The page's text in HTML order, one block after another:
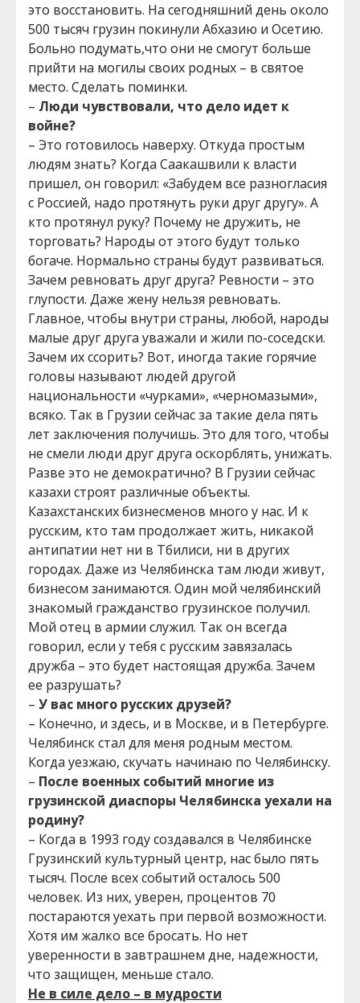
это восстановить. На сегодняшний день около
500 тысяч грузин покинули Абхазию и Осетию.
Больно подумать,что они не смогут больше
прийти на могилы своих родных – в святое
место. Сделать поминки.
– Люди чувствовали, что дело идет к
войне?
– Это готовилось наверху. Откуда простым
людям знать? Когда Саакашвили к власти
пришел, он говорил: «Забудем все разногласия
с Россией, надо протянуть руки друг другу». А
кто протянул руку? Почему не дружить, не
торговать? Народы от этого будут только
богаче. Нормально страны будут развиваться.
Зачем ревновать друг друга? Ревности – это
глупости. Даже жену нельзя ревновать.
Главное, чтобы внутри страны, любой, народы
малые друг друга уважали и жили по-соседски.
Зачем их ссорить? Вот, иногда такие горячие
головы называют людей другой
национальности «чурками», «черномазыми»,
всяко. Так в Грузии сейчас за такие дела пять
лет заключения получишь. Это для того, чтобы
не смели люди друг друга оскорблять, унижать.
Разве это не демократично? В Грузии сейчас
казахи строят различные объекты.
Казахстанских бизнесменов много у нас. И к
русским, кто там продолжает жить, никакой
антипатии нет ни в Тбилиси, ни в других
городах. Даже из Челябинска там люди живут,
бизнесом занимаются. Один мой челябинский
знакомый гражданство грузинское получил.
Мой отец в армии служил. Так он всегда
говорил, если у тебя с русским завязалась
дружба – это будет настоящая дружба. Зачем
ее разрушать?
– У вас много русских друзей?
– Конечно, и здесь, и в Москве, и в Петербурге.
Челябинск стал для меня родным местом.
Когда уезжаю, скучать начинаю по Челябинску.
– После военных событий многие из
грузинской диаспоры Челябинска уехали на
родину?
– Когда в 1993 году создавался в Челябинске
Грузинский культурный центр, нас было пять
тысяч. После всех событий осталось 500
человек. Из них, уверен, процентов 70
постараются уехать при первой возможности.
Хотя им жалко все бросать. Но нет
уверенности в завтрашнем дне, надежности,
что защищен, меньше стало.
Не в силе дело – в мудрости